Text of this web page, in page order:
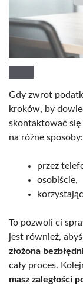
Gdy zwrot
kroków, by
skontaktować się
na różne sposoby:
przez
osobiście,
To pozwoli ci
jest również,
złożona
cały proces.
masz zaległości